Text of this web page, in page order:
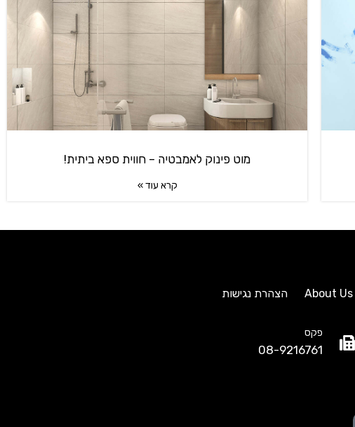
מוט פינוק לאמבטיה – חווית ספא ביתית!
קרא עוד »
About Us הצהרת נגישות
פקס
08-9216761